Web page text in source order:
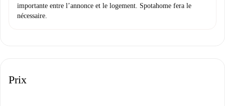
importante entre l’annonce et le logement. Spotahome fera le
nécessaire.
Prix